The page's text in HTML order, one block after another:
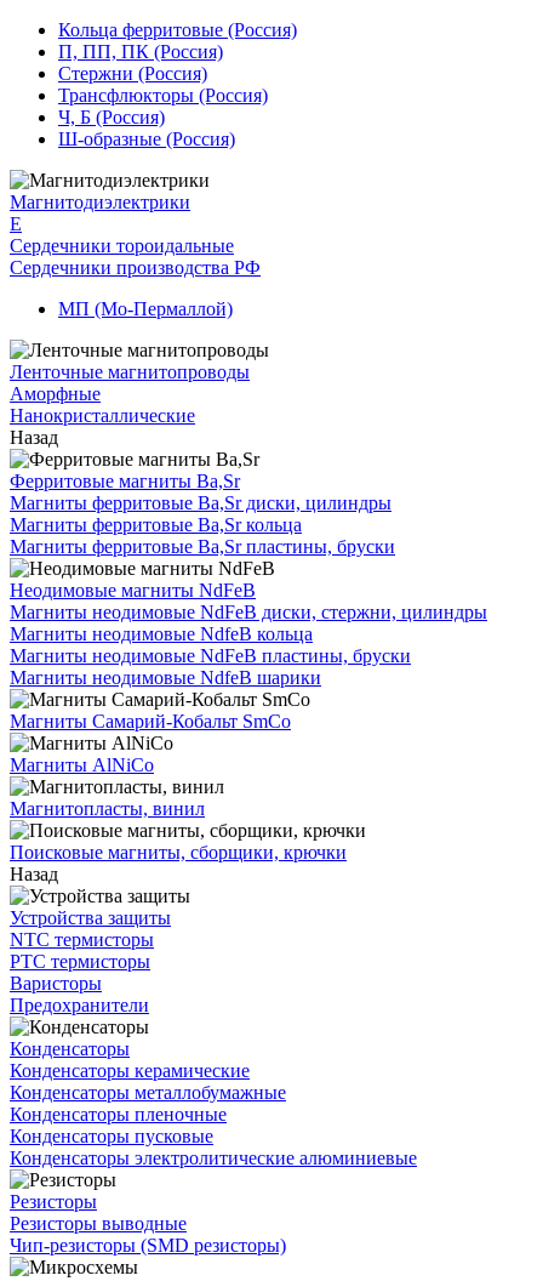
Кольца ферритовые (Россия)
П, ПП, ПК (Россия)
Стержни (Россия)
Трансфлюкторы (Россия)
Ч, Б (Россия)
Ш-образные (Россия)
Магнитодиэлектрики
E
Сердечники тороидальные
Сердечники производства РФ
МП (Мо-Пермаллой)
Ленточные магнитопроводы
Аморфные
Нанокристаллические
Назад
Ферритовые магниты Ba,Sr
Магниты ферритовые Ba,Sr диски, цилиндры
Магниты ферритовые Ba,Sr кольца
Магниты ферритовые Ba,Sr пластины, бруски
Неодимовые магниты NdFeB
Магниты неодимовые NdFeB диски, стержни, цилиндры
Магниты неодимовые NdfeB кольца
Магниты неодимовые NdFeB пластины, бруски
Магниты неодимовые NdfeB шарики
Магниты Самарий-Кобальт SmCo
Магниты AlNiCo
Магнитопласты, винил
Поисковые магниты, сборщики, крючки
Назад
Устройства защиты
NTC термисторы
PTC термисторы
Варисторы
Предохранители
Конденсаторы
Конденсаторы керамические
Конденсаторы металлобумажные
Конденсаторы пленочные
Конденсаторы пусковые
Конденсаторы электролитические алюминиевые
Резисторы
Резисторы выводные
Чип-резисторы (SMD резисторы)